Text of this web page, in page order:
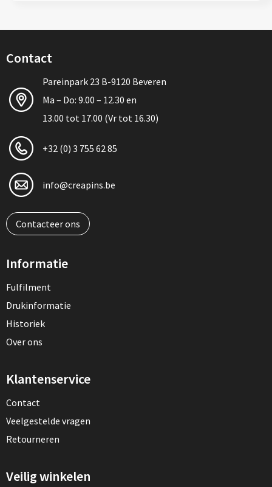
Contact
Pareinpark 23 B-9120 Beveren
Ma – Do: 9.00 – 12.30 en
13.00 tot 17.00 (Vr tot 16.30)
+32 (0) 3 755 62 85
info@creapins.be
Contacteer ons
Informatie
Fulfilment
Drukinformatie
Historiek
Over ons
Klantenservice
Contact
Veelgestelde vragen
Retourneren
Veilig winkelen